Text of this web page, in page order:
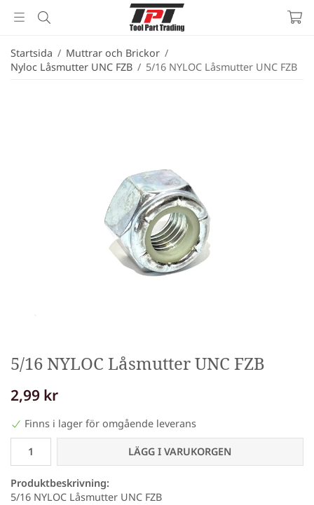
Startsida / Muttrar och Brickor /
Nyloc Låsmutter UNC FZB / 5/16 NYLOC Låsmutter UNC FZB
5/16 NYLOC Låsmutter UNC FZB
2,99 kr
Finns i lager för omgående leverans
LÄGG I VARUKORGEN
Produktbeskrivning:
5/16 NYLOC Låsmutter UNC FZB